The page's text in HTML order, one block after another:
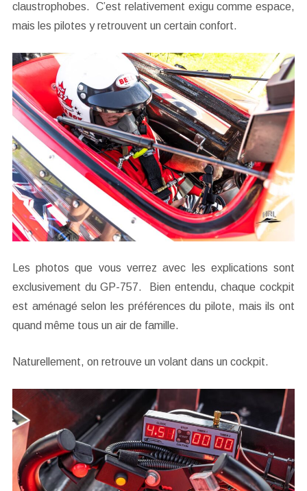
claustrophobes. C’est relativement exigu comme espace,
mais les pilotes y retrouvent un certain confort.
Les photos que vous verrez avec les explications sont
exclusivement du GP-757. Bien entendu, chaque cockpit
est aménagé selon les préférences du pilote, mais ils ont
quand même tous un air de famille.
Naturellement, on retrouve un volant dans un cockpit.